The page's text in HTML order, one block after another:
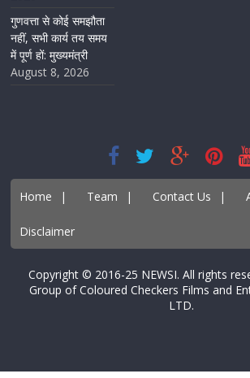
गुणवत्ता से कोई समझौता
नहीं, सभी कार्य तय समय
में पूर्ण हों: मुख्यमंत्री
August 8, 2026
Home | Team | Contact Us |
Disclaimer
Copyright © 2016-25 NEWSI. All
Group of Coloured Checkers Films and
LTD.